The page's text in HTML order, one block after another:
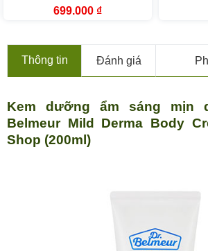
Smoothing Serum (45ml)
Giá
699.000 ₫Giá
699.000 ₫.
Thông tin Đánh giá
Kem dưỡng ẩm sáng mịn
Belmeur Mild Derma Body
Shop (200ml)